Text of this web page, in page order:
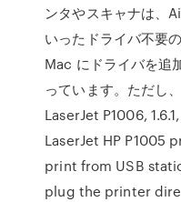
ンタやスキャナは、
いったドライバ不要
Mac にドライバを追
っています。ただし
LaserJet P1006,
LaserJet HP P1005
print from USB
plug the printer